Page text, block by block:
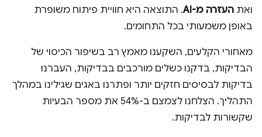
ואת העזרה מ-AI
. התוצאה היא חוויית פיתוח משופרת
באופן משמעותי בכל התחומים.
מאחורי הקלעים, השקענו מאמץ רב בשיפור הכיסוי של
הבדיקות, בדקנו כשלים מורכבים בבדיקות, העברנו
בדיקות לבסיסים חזקים יותר ופתרנו באגים שגילינו במהלך
התהליך. הצלחנו לצמצם ב-54% את מספר הבעיות
שקשורות לבדיקות.